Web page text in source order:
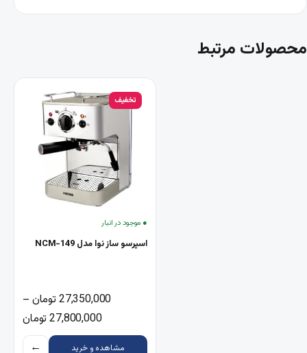
محصولات مرتبط
تخفیف
● موجود در انبار
اسپرسو ساز نوا مدل NCM-149
27,350,000 تومان –
27,800,000 تومانمحدوده قیمت:
مشاهده و خرید ←